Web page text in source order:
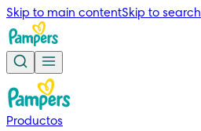
Skip to main contentSkip to search
Productos